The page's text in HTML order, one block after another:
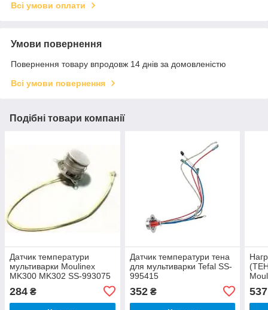
Всі умови оплати
Умови повернення
Повернення товару впродовж 14 днів за домовленістю
Всі умови повернення
Подібні товари компанії
Датчик температури
мультиварки Moulinex
MK300 MK302 SS-993075
284 ₴
Датчик температури тена
для мультиварки Tefal SS-
995415
352₴ 537